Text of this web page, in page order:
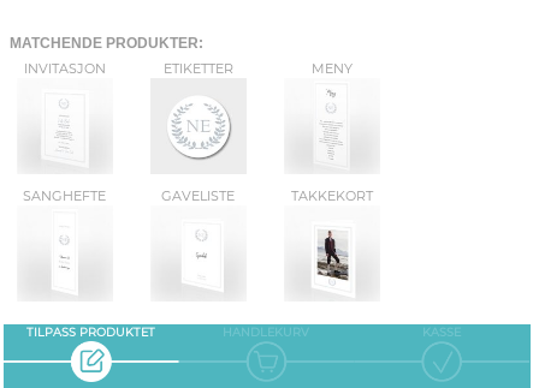
MATCHENDE PRODUKTER:
INVITASJON
ETIKETTER MENY
SANGHEFTE GAVELISTE TAKKEKORT
TILPASS PRODUKTET HANDLEKURV KASSE